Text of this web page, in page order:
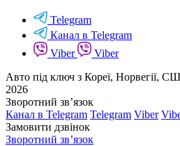
Telegram
Канал в Telegram
Viber
Viber
Авто під ключ з Кореї, Норвегії,
2026
Зворотний зв’язок
Канал в Telegram Telegram Viber
Замовити дзвінок
Зворотний зв’язок